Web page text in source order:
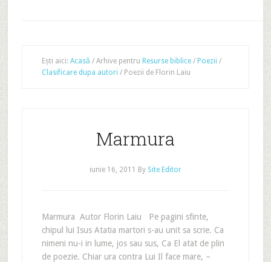
Ești aici: Acasă /Arhive pentru Resurse biblice / Poezii /
Clasificare dupa autori /Poezii de Florin Laiu
Marmura
iunie 16, 2011 By Site Editor
Marmura Autor Florin Laiu Pe pagini sfinte,
chipul lui Isus Atatia martori s-au unit sa scrie. Ca
nimeni nu-i in lume, jos sau sus, Ca El atat de plin
de poezie. Chiar ura contra Lui Il face mare, –